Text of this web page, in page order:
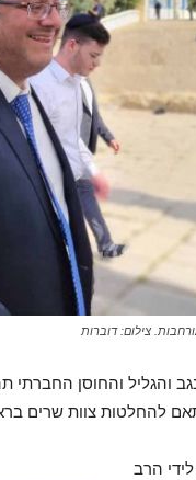
צילום: דוברות
והגליל והחוסן החברתי
להחלטות צוות שרים
הרב